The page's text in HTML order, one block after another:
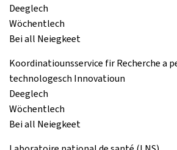
Deeglech
Wöchentlech
Bei all Neiegkeet
Koordinatiounsservice fir Recherche a
technologesch Innovatioun
Deeglech
Wöchentlech
Bei all Neiegkeet